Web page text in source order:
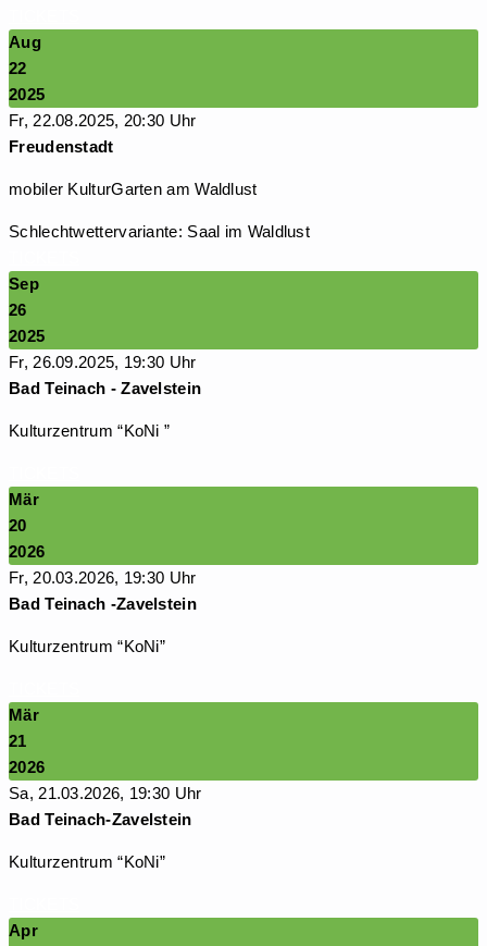
Aug
22
2025
Fr, 22.08.2025, 20:30 Uhr
Freudenstadt
mobiler KulturGarten am Waldlust
Schlechtwettervariante: Saal im Waldlust
Sep
26
2025
Fr, 26.09.2025, 19:30 Uhr
Bad Teinach - Zavelstein
Kulturzentrum “KoNi ”
Mär
20
2026
Fr, 20.03.2026, 19:30 Uhr
Bad Teinach -Zavelstein
Kulturzentrum “KoNi”
Mär
21
2026
Sa, 21.03.2026, 19:30 Uhr
Bad Teinach-Zavelstein
Kulturzentrum “KoNi”
Apr